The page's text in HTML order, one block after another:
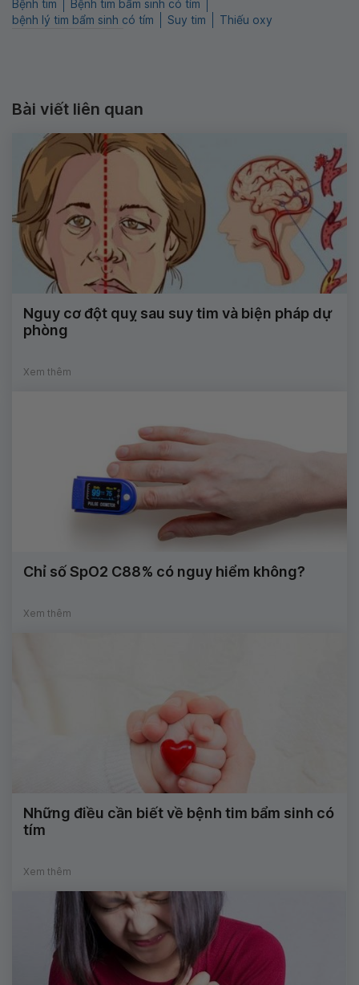
Bệnh tim
Bệnh tim bẩm sinh có tím
bệnh lý tim bẩm sinh có tím
Suy tim Thiếu oxy
Bài viết liên quan
Nguy cơ đột quỵ sau suy tim và biện pháp dự
phòng
Xem thêm
Chỉ số SpO2 C88% có nguy hiểm không?
Xem thêm
Những điều cần biết về bệnh tim bẩm sinh có
tím
Xem thêm